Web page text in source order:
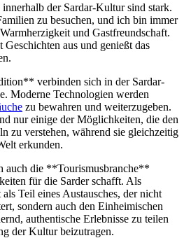
der Sardar-Kultur sind stark.
⁣zu besuchen, und ich bin ⁣immer
und Gastfreundschaft.
Geschichten aus und ⁣genießt das
verbinden ⁢sich in der​ Sardar-
Moderne Technologien werden
zu bewahren ⁣und ‌weiterzugeben.⁢
⁢nur einige der Möglichkeiten, ​die⁤ den
zu verstehen, während⁤ sie gleichzeitig
‌erkunden.
auch ⁣die⁤ **Tourismusbranche**
für die Sarder schafft. Als
Teil ‌eines Austausches, der nicht
sondern auch ⁣den ‌Einheimischen‍
authentische Erlebnisse ⁣zu teilen
der Kultur beizutragen.